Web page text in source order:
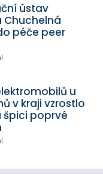
ústav
Chuchelná
péče peer
u
v kraji vzrostlo
špici poprvé